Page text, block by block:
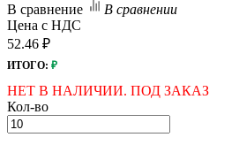
В сравнение
В сравнении
Цена с НДС
52.46 ₽
ИТОГО: ₽
НЕТ В НАЛИЧИИ. ПОД ЗАКАЗ
Кол-во